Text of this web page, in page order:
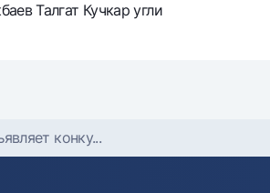
Талгат Кучкар угли
конку...